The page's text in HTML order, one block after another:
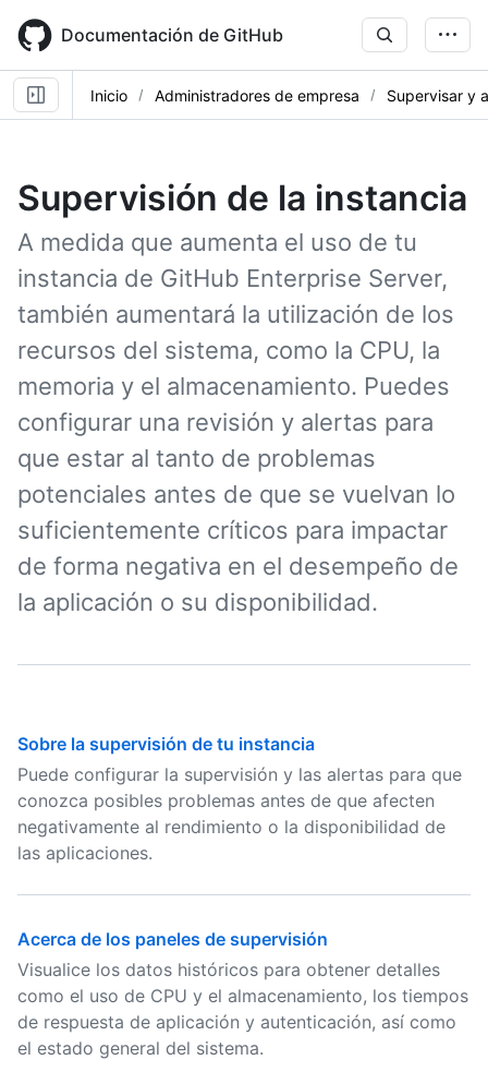
main
content
Documentación de GitHub
Inicio Administradores de empresa Supervisar y
Supervisión de la instancia
A medida que aumenta el uso de tu
instancia de GitHub Enterprise Server,
también aumentará la utilización de los
recursos del sistema, como la CPU, la
memoria y el almacenamiento. Puedes
configurar una revisión y alertas para
que estar al tanto de problemas
potenciales antes de que se vuelvan lo
suficientemente críticos para impactar
de forma negativa en el desempeño de
la aplicación o su disponibilidad.
Sobre la supervisión de tu instancia
Puede configurar la supervisión y las alertas para que
conozca posibles problemas antes de que afecten
negativamente al rendimiento o la disponibilidad de
las aplicaciones.
Acerca de los paneles de supervisión
Visualice los datos históricos para obtener detalles
como el uso de CPU y el almacenamiento, los tiempos
de respuesta de aplicación y autenticación, así como
el estado general del sistema.